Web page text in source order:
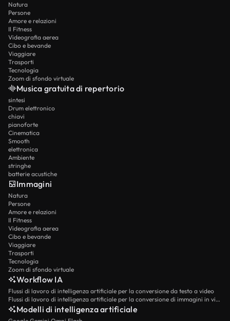
Natura
Persone
Amore e relazioni
Il Fitness
Videografia aerea
Cibo e bevande
Viaggiare
Trasporti
Tecnologia
Zoom di sfondo virtuale
Musica gratuita di repertorio
sintesi
Drum elettronico
chiavi
pianoforte
Cinematica
Smooth
elettronica
Ambiente
stringhe
batterie acustiche
Immagini
Natura
Persone
Amore e relazioni
Il Fitness
Videografia aerea
Cibo e bevande
Viaggiare
Trasporti
Tecnologia
Zoom di sfondo virtuale
Workflow IA
Flussi di lavoro di intelligenza artificiale per la conversione da testo a video
Flussi di lavoro di intelligenza artificiale per la conversione di immagini in video
Modelli di intelligenza artificiale